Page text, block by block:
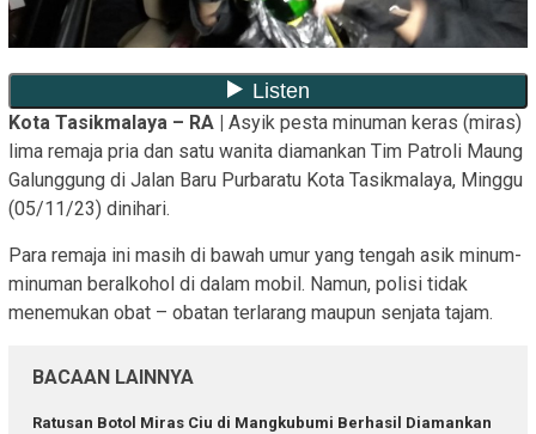
Kota Tasikmalaya – RA |
Asyik pesta minuman keras (miras)
lima remaja pria dan satu wanita diamankan Tim Patroli Maung
Galunggung di Jalan Baru Purbaratu Kota Tasikmalaya, Minggu
(05/11/23) dinihari.
Para remaja ini masih di bawah umur yang tengah asik minum-
minuman beralkohol di dalam mobil. Namun, polisi tidak
menemukan obat – obatan terlarang maupun senjata tajam.
BACAAN LAINNYA
Ratusan Botol Miras Ciu di Mangkubumi Berhasil Diamankan